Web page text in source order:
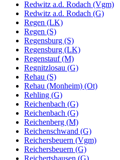
Redwitz a.d. Rodach (Vgm)
Redwitz a.d. Rodach (G)
Regen (LK)
Regen (S)
Regensburg (S)
Regensburg (LK)
Regenstauf (M)
Regnitzlosau (G)
Rehau (S)
Rehau (Monheim) (Ot)
Rehling (G)
Reichenbach (G)
Reichenbach (G)
Reichenberg (M)
Reichenschwand (G)
Reichersbeuern (Vgm)
Reichersbeuern (G)
Reichertshausen (G)